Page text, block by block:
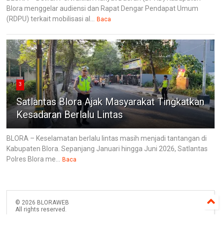
Blora menggelar audiensi dan Rapat Dengar Pendapat Umum
(RDPU) terkait mobilisasi al...
Baca
3
Satlantas Blora Ajak Masyarakat Tingkatkan
Kesadaran Berlalu Lintas
BLORA – Keselamatan berlalu lintas masih menjadi tantangan di
Kabupaten Blora. Sepanjang Januari hingga Juni 2026, Satlantas
Polres Blora me...
Baca
© 2026 BLORAWEB
All rights reserved.